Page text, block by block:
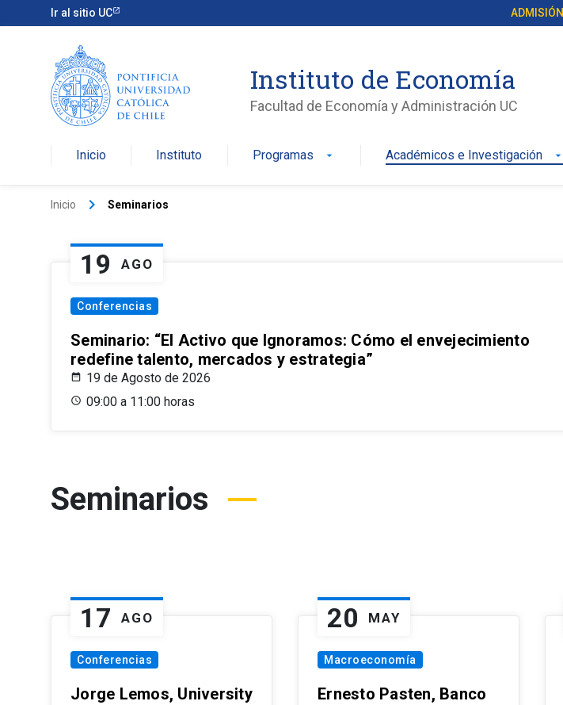
Ir al sitio UC ADMISIÓN
Instituto de Economía
Facultad de Economía y Administración UC
Inicio Instituto Programas arrow_drop_down Académicos e Investigación arrow_drop_down
Inicio keyboard_arrow_right Seminarios
19 AGO
Conferencias
Seminario: “El Activo que Ignoramos: Cómo el envejecimiento
redefine talento, mercados y estrategia”
19 de Agosto de 2026
09:00 a 11:00 horas
Seminarios
17 AGO
Conferencias
Jorge Lemos, University
20 MAY
Macroeconomía
Ernesto Pasten, Banco